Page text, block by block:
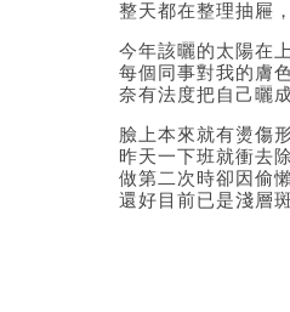
整天都在整理抽屜
今年該曬的太陽在
每個同事對我的膚
奈有法度把自己曬
臉上本來就有燙傷
昨天一下班就衝去
做第二次時卻因偷
還好目前已是淺層